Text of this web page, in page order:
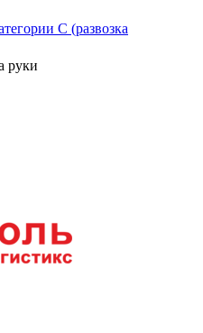
C (развозка
руки